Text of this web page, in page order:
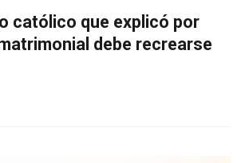
católico que explicó por
debe recrearse